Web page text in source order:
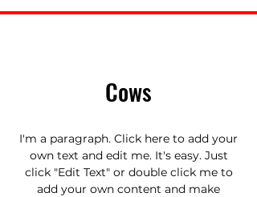
Cows
I'm a paragraph. Click here to add your
own text and edit me. It's easy. Just
click "Edit Text" or double click me to
add your own content and make